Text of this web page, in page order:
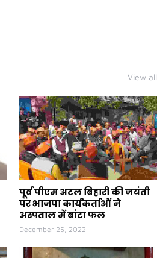
View all
पूर्व पीएम अटल बिहारी की जयंती
पर भाजपा कार्यकर्ताओं ने
अस्पताल में बांटा फल
December 25, 2022